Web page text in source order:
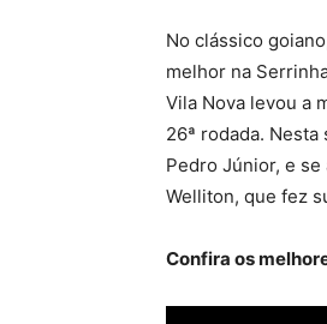
No clássico
melhor na
Vila Nova levou a
26ª rodada.
Pedro Júnior, e
Welliton, que fez
Confira os